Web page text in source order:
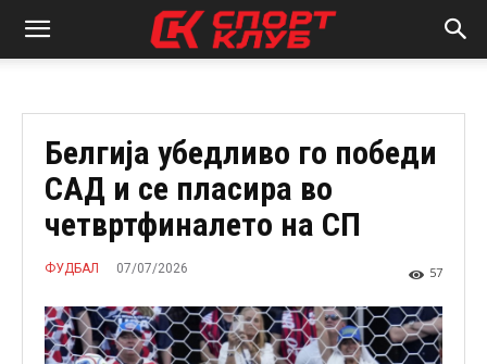
Белгија убедливо го победи
САД и се пласира во
четвртфиналето на СП
ФУДБАЛ 07/07/2026 57